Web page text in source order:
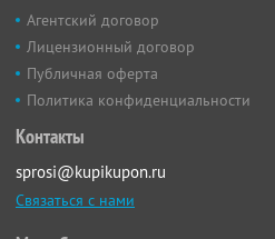
Агентский договор
Лицензионный договор
Публичная оферта
Политика конфиденциальности
Контакты
sprosi@kupikupon.ru
Связаться с нами